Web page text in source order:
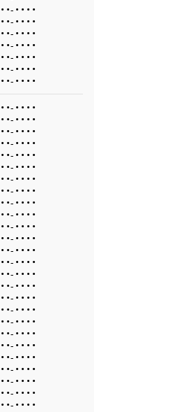
• •- • • • •
• •- • • • •
• •- • • • •
• •- • • • •
• •- • • • •
• •- • • • •
• •- • • • •
• •- • • • •
• •- • • • •
• •- • • • •
• •- • • • •
• •- • • • •
• •- • • • •
• •- • • • •
• •- • • • •
• •- • • • •
• •- • • • •
• •- • • • •
• •- • • • •
• •- • • • •
• •- • • • •
• •- • • • •
• •- • • • •
• •- • • • •
• •- • • • •
• •- • • • •
• •- • • • •
• •- • • • •
• •- • • • •
• •- • • • •
• •- • • • •
• •- • • • •
• •- • • • •